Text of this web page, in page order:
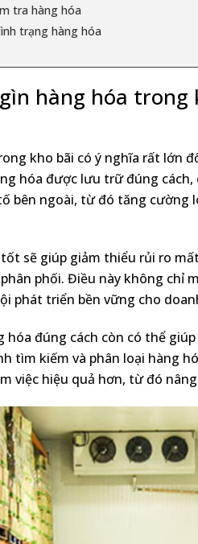
tra hàng hóa
trạng hàng hóa
hàng hóa trong
kho bãi có ý nghĩa rất lớn
hóa được lưu trữ đúng
bên ngoài, từ đó tăng cường
sẽ giúp giảm thiểu rủi ro
phối. Điều này không chỉ
phát triển bền vững cho
hóa đúng cách còn có thể
tìm kiếm và phân loại hàng
việc hiệu quả hơn, từ đó